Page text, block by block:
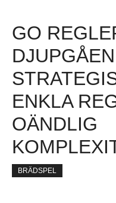
GO
ENKLA
OÄNDLIG
BRÄDSPEL